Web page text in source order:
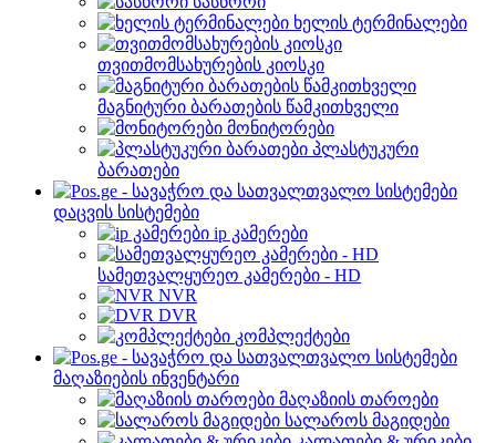
ხელის ტერმინალები
თვითმომსახურების კიოსკი
მაგნიტური ბარათების წამკითხველი
მონიტორები
პლასტუკური
ბარათები
დაცვის სისტემები
ip კამერები
სამეთვალყურეო კამერები - HD
NVR
DVR
კომპლექტები
მაღაზიების ინვენტარი
მაღაზიის თაროები
სალაროს მაგიდები